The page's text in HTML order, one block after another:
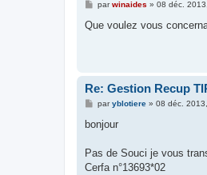
M
s
parwinaides » 08 déc.
Que voulez vous
Re: Gestion Recup
M
s
g
paryblotiere» 08 déc.
bonjour
Pas de Souci je vous
Cerfa n°13693*02